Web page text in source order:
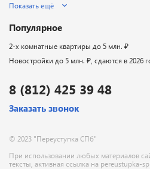
8 (812) 425 39 48
Заказать звонок
© 2023 "Переуступка СПб"
При использовании любых материалов
тексты, активная ссылка на pereustupka-
Показать ещё
Популярное
2-х комнатные квартиры до 5 млн. ₽
Новостройки до 5 млн. ₽, сдаются в 2026